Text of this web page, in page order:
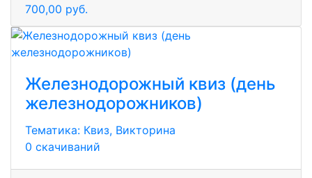
700,00 руб.
Железнодорожный квиз (день
железнодорожников)
Тематика: Квиз, Викторина
0 скачиваний